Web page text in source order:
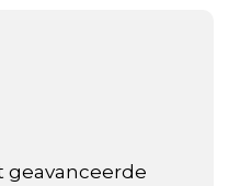
geavanceerde